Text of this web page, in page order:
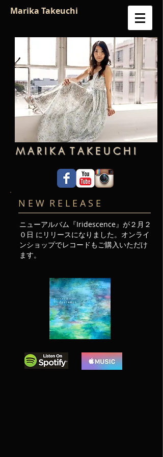
Marika Takeuchi
M A R I K A T A K E U C H I
N E W R E L E A S E
ニューアルバム『Iridescence』が２月２
０日 にリリースになりました。オンライ
ンショップでレコードもご購入いただけ
ます。